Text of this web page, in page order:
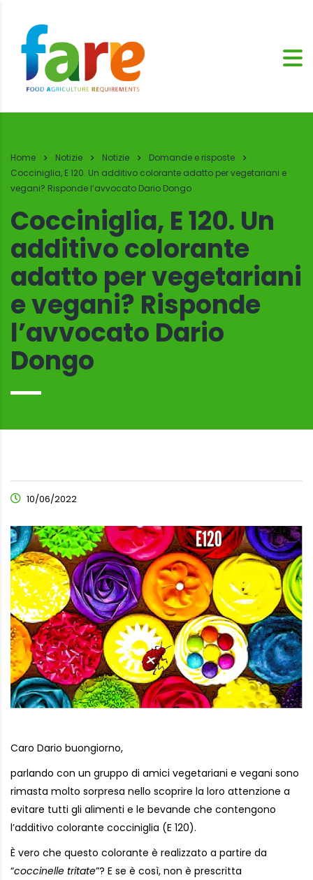
Home Notizie Notizie
Domande e risposte
Cocciniglia, E 120. Un additivo colorante adatto per vegetariani e
vegani? Risponde l’avvocato Dario Dongo
Cocciniglia, E 120. Un
additivo colorante
adatto per vegetariani
e vegani? Risponde
l’avvocato Dario
Dongo
10/06/2022
Caro Dario buongiorno,
parlando con un gruppo di amici vegetariani e vegani sono
rimasta molto sorpresa nello scoprire la loro attenzione a
evitare tutti gli alimenti e le bevande che contengono
l’additivo colorante cocciniglia (E 120).
È vero che questo colorante è realizzato a partire da
“coccinelle tritate”? E se è così, non è prescritta